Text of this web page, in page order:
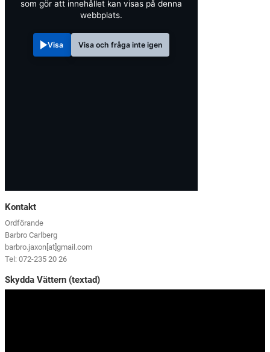
som gör att innehållet kan visas på denna
webbplats.
Visa Visa och fråga inte igen
Kontakt
Ordförande
Barbro Carlberg
barbro.jaxon[at]gmail.com
Tel: 072-235 20 26
Skydda Vättern (textad)